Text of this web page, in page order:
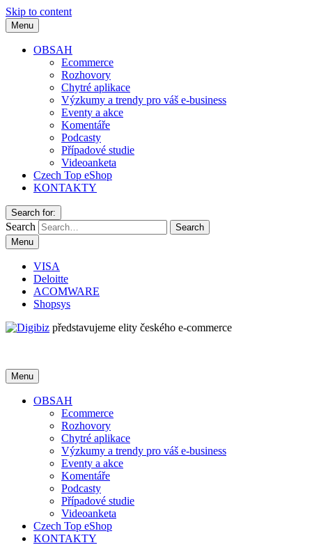
Skip to content
Menu
OBSAH
Ecommerce
Rozhovory
Chytré aplikace
Výzkumy a trendy pro váš e-business
Eventy a akce
Komentáře
Podcasty
Případové studie
Videoanketa
Czech Top eShop
KONTAKTY
Search for:
Search
Menu
VISA
Deloitte
ACOMWARE
Shopsys
představujeme elity českého e-commerce
Menu
OBSAH
Ecommerce
Rozhovory
Chytré aplikace
Výzkumy a trendy pro váš e-business
Eventy a akce
Komentáře
Podcasty
Případové studie
Videoanketa
Czech Top eShop
KONTAKTY